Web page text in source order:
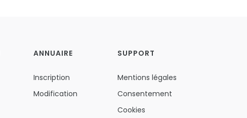
ANNUAIRE
Inscription
Modification
SUPPORT
Mentions légales
Consentement
Cookies